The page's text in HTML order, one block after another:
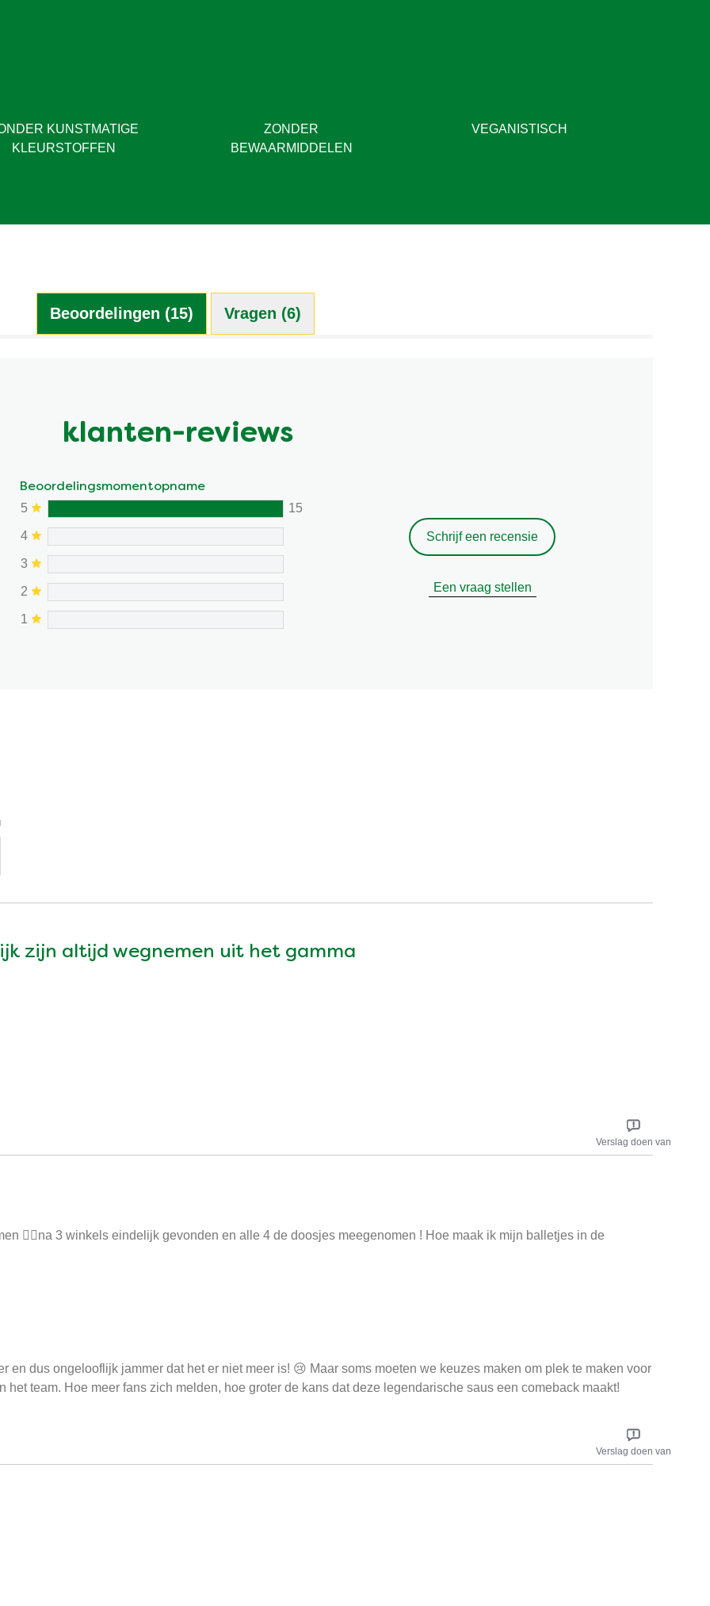
KUNSTMATIGE
KLEURSTOFFEN
ZONDER
BEWAARMIDDELEN
VEGANISTISCH
Beoordelingen (15) Vragen (6)
klanten-reviews
Beoordelingsmomentopname
5 15
4
3
2
1
Schrijf een recensie
Een vraag stellen
zijn altijd wegnemen uit het gamma
Verslag doen van
🤷‍♀️na 3 winkels eindelijk gevonden en alle 4 de doosjes meegenomen ! Hoe maak ik mijn balletjes in de
en dus ongelooflijk jammer dat het er niet meer is! 😢 Maar soms moeten we keuzes maken om plek te maken voor
team. Hoe meer fans zich melden, hoe groter de kans dat deze legendarische saus een comeback maakt!
Verslag doen van